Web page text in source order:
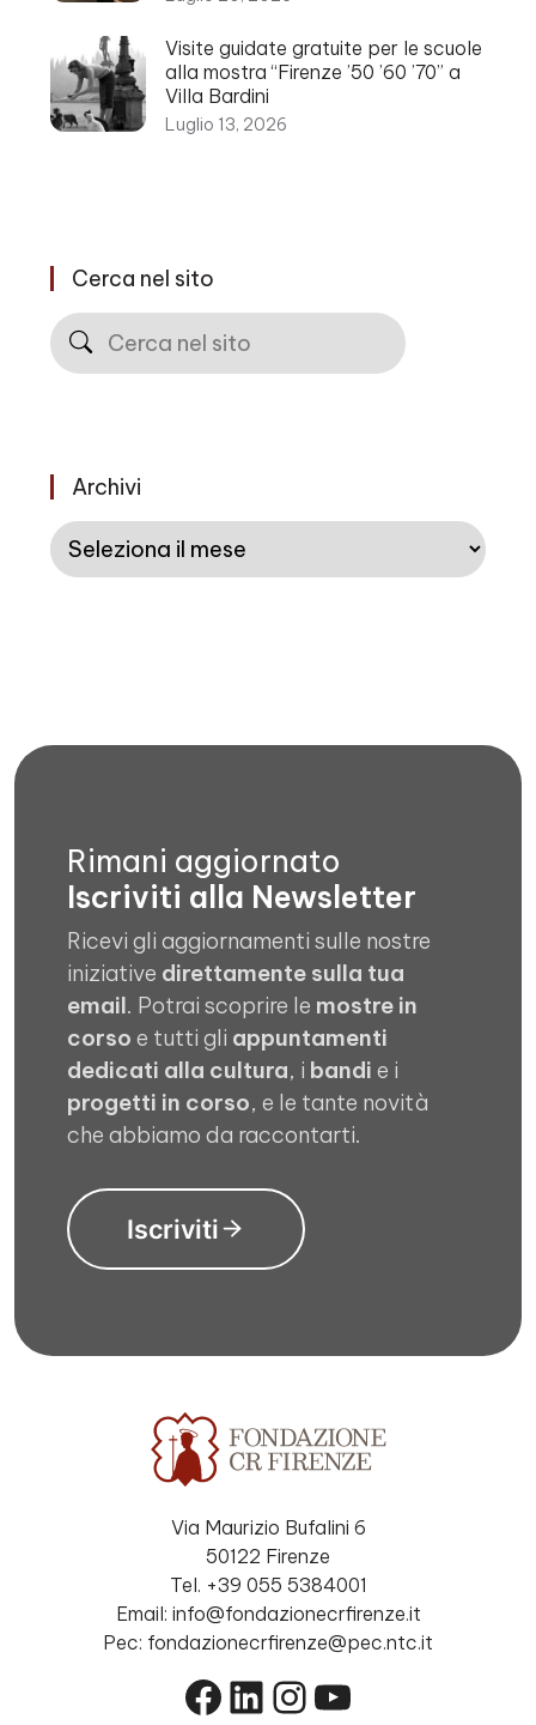
Visite guidate gratuite per le scuole
alla mostra “Firenze ’50 ’60 ’70” a
Villa Bardini
Luglio 13, 2026
Cerca nel sito
Cerca
Archivi
Archivi
Rimani aggiornato
Iscriviti alla Newsletter
Ricevi gli aggiornamenti sulle nostre
iniziative direttamente sulla tua
email. Potrai scoprire le mostre in
corso e tutti gli appuntamenti
dedicati alla cultura, i bandi e i
progetti in corso, e le tante novità
che abbiamo da raccontarti.
Iscriviti
Via Maurizio Bufalini 6
50122 Firenze
Tel. +39 055 5384001
Email: info@fondazionecrfirenze.it
Pec: fondazionecrfirenze@pec.ntc.it
Facebook
LinkedIn
Instagram
YouTube